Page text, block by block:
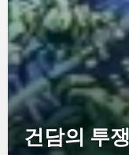
건담의 투